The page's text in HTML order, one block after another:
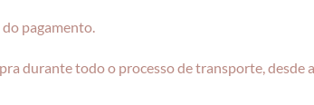
pagamento.
durante todo o processo de transporte, desde